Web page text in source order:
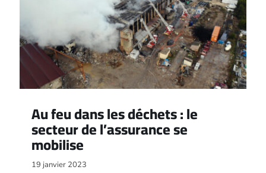
Au feu dans les déchets : le
secteur de l’assurance se
mobilise
19 janvier 2023